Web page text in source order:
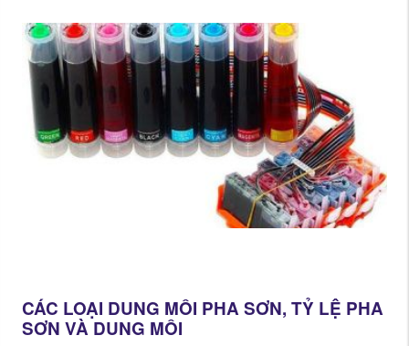
CÁC LOẠI DUNG MÔI PHA SƠN, TỶ LỆ PHA
SƠN VÀ DUNG MÔI